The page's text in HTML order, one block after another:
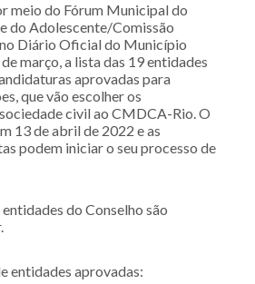
meio do Fórum Municipal do
do Adolescente/Comissão
Diário Oficial do Município
março, a lista das 19 entidades
aprovadas para
que vão escolher os
civil ao CMDCA-Rio. O
13 de abril de 2022 e as
podem iniciar o seu processo de
do Conselho são
entidades aprovadas: